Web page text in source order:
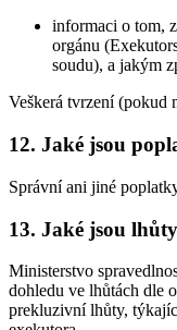
informaci o tom,
orgánu
soudu), a jakým
Veškerá tvrzení (pokud
12. Jaké jsou
Správní ani jiné
13. Jaké jsou
Ministerstvo
dohledu ve lhůtách dle
prekluzivní lhůty,